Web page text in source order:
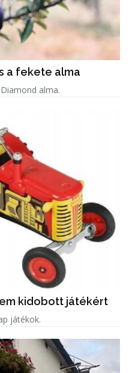
a fekete alma
alma.
kidobott játékért
játékok.